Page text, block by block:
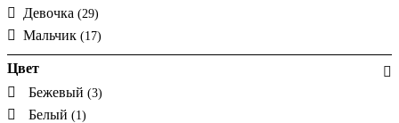
Девочка (29)
Мальчик (17)
Цвет
Бежевый (3)
Белый (1)